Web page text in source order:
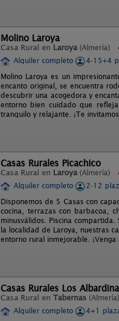
Molino Laroya
Casa Rural en Laroya (Almería)
Alquiler completo
4-15+4
Molino Laroya es un
encanto original, se encuentra
descubrir una acogedora y
entorno bien cuidado que
tranquilo y relajante. ¡Te
Casas Rurales Picachico
Casa Rural en Laroya (Almería)
Alquiler completo
2-12
Disponemos de 5 Casas con
cocina, terrazas con barbacoa,
minusválidos. Piscina
la localidad de Laroya, nuestras
entorno rural inmejorable.
Casas Rurales Los
Casa Rural en Tabernas (Almería)
Alquiler completo
4+1